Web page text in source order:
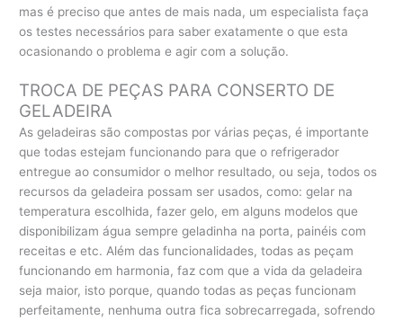
mas é preciso que antes de mais nada, um especialista faça
os testes necessários para saber exatamente o que esta
ocasionando o problema e agir com a solução.
TROCA DE PEÇAS PARA CONSERTO DE
GELADEIRA
As geladeiras são compostas por várias peças, é importante
que todas estejam funcionando para que o refrigerador
entregue ao consumidor o melhor resultado, ou seja, todos os
recursos da geladeira possam ser usados, como: gelar na
temperatura escolhida, fazer gelo, em alguns modelos que
disponibilizam água sempre geladinha na porta, painéis com
receitas e etc. Além das funcionalidades, todas as peçam
funcionando em harmonia, faz com que a vida da geladeira
seja maior, isto porque, quando todas as peças funcionam
perfeitamente, nenhuma outra fica sobrecarregada, sofrendo